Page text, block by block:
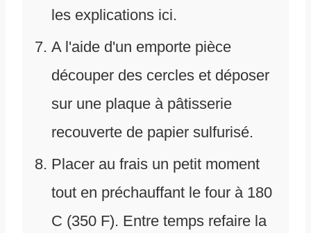
les explications ici.
A l'aide d'un emporte pièce
découper des cercles et déposer
sur une plaque à pâtisserie
recouverte de papier sulfurisé.
Placer au frais un petit moment
tout en préchauffant le four à 180
C (350 F). Entre temps refaire la